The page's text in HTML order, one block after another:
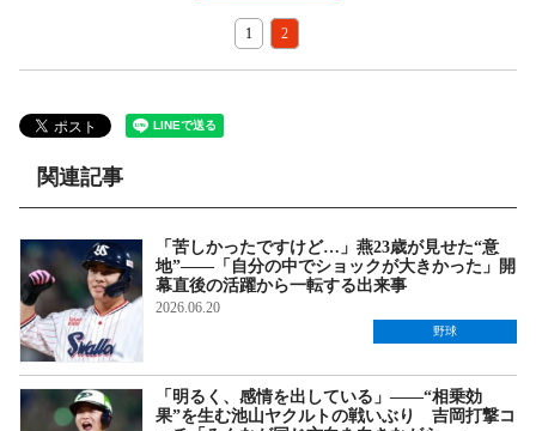
1 2
関連記事
「苦しかったですけど…」燕23歳が見せた“意
地”――「自分の中でショックが大きかった」開
幕直後の活躍から一転する出来事
2026.06.20
野球
「明るく、感情を出している」――“相乗効
果”を生む池山ヤクルトの戦いぶり 吉岡打撃コ